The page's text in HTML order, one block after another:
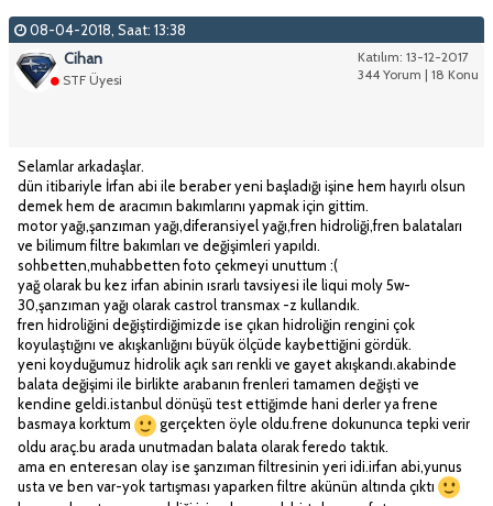
08-04-2018, Saat: 13:38
Katılım: 13-12-2017
344 Yorum | 18 Konu
Cihan
STF Üyesi
Selamlar arkadaşlar.
dün itibariyle İrfan abi ile beraber yeni başladığı işine hem hayırlı olsun
demek hem de aracımın bakımlarını yapmak için gittim.
motor yağı,şanzıman yağı,diferansiyel yağı,fren hidroliği,fren balataları
ve bilimum filtre bakımları ve değişimleri yapıldı.
sohbetten,muhabbetten foto çekmeyi unuttum :(
yağ olarak bu kez irfan abinin ısrarlı tavsiyesi ile liqui moly 5w-
30,şanzıman yağı olarak castrol transmax -z kullandık.
fren hidroliğini değiştirdiğimizde ise çıkan hidroliğin rengini çok
koyulaştığını ve akışkanlığını büyük ölçüde kaybettiğini gördük.
yeni koyduğumuz hidrolik açık sarı renkli ve gayet akışkandı.akabinde
balata değişimi ile birlikte arabanın frenleri tamamen değişti ve
kendine geldi.istanbul dönüşü test ettiğimde hani derler ya frene
basmaya korktum
gerçekten öyle oldu.frene dokununca tepki verir
oldu araç.bu arada unutmadan balata olarak feredo taktık.
ama en enteresan olay ise şanzıman filtresinin yeri idi.irfan abi,yunus
usta ve ben var-yok tartışması yaparken filtre akünün altında çıktı